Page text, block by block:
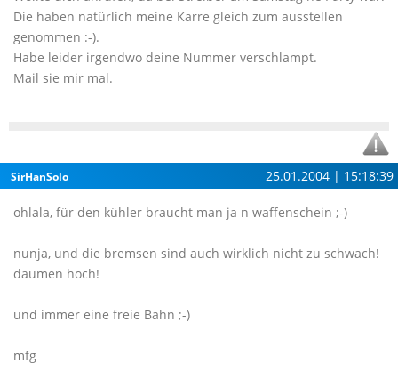
Die haben natürlich meine Karre gleich zum ausstellen
genommen :-).
Habe leider irgendwo deine Nummer verschlampt.
Mail sie mir mal.
SirHanSolo 25.01.2004 | 15:18:39
ohlala, für den kühler braucht man ja n waffenschein ;-)
nunja, und die bremsen sind auch wirklich nicht zu schwach!
daumen hoch!
und immer eine freie Bahn ;-)
mfg